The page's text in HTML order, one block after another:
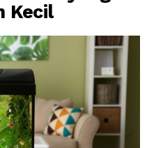
Kecil